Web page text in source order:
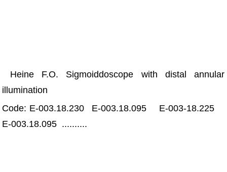
Heine F.O. Sigmoiddoscope with distal annular
illumination
Code: E-003.18.230 E-003.18.095 E-003-18.225
E-003.18.095 ..........